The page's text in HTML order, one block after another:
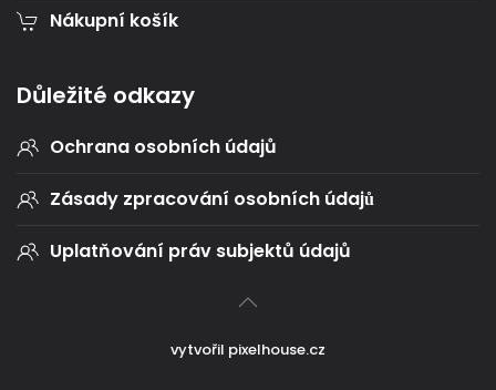
Nákupní košík
Důležité odkazy
Ochrana osobních údajů
Zásady zpracování osobních údajů
Uplatňování práv subjektů údajů
vytvořil pixelhouse.cz